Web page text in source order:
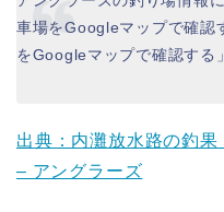
車場をGoogleマップで確認
をGoogleマップで確認する
出典：内灘放水路の釣果
– アングラーズ